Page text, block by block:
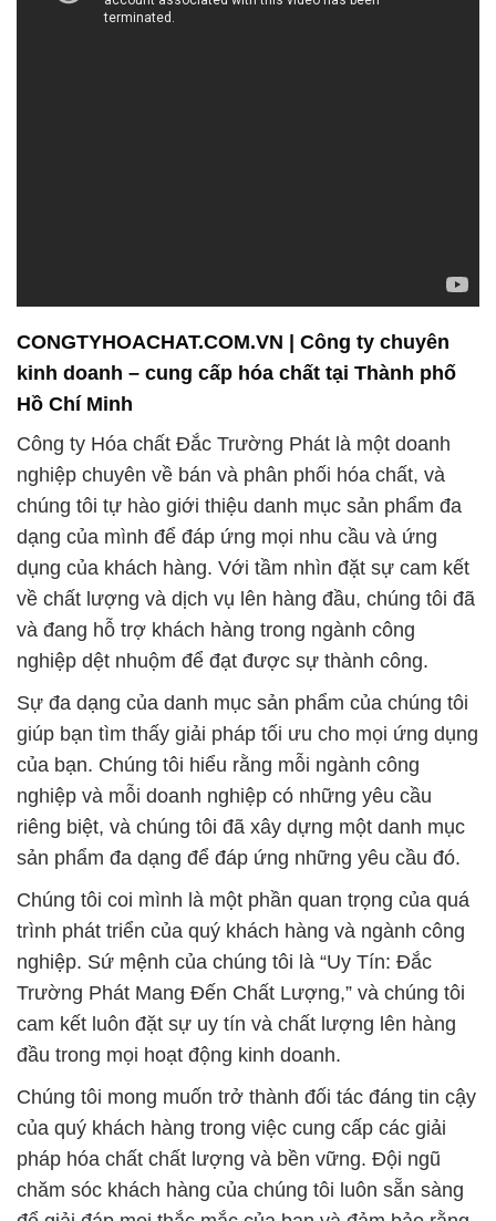
dụng của khách hàng. Với tầm nhìn đặt sự cam kết
riêng biệt, và chúng tôi đã xây dựng một danh mục
Chúng tôi coi mình là một phần quan trọng của quá
trình phát triển của quý khách hàng và ngành công
Trường Phát Mang Đến Chất Lượng,” và chúng tôi
cam kết luôn đặt sự uy tín và chất lượng lên hàng
đầu trong mọi hoạt động kinh doanh.
Chúng tôi mong muốn trở thành đối tác đáng tin cậy
của quý khách hàng trong việc cung cấp các giải
pháp hóa chất chất lượng và bền vững. Đội ngũ
chăm sóc khách hàng của chúng tôi luôn sẵn sàng
để giải đáp mọi thắc mắc của bạn và đảm bảo rằng
bạn có trải nghiệm mua sắm tốt nhất.
Chúng tôi cũng tự hào là đối tác chiến lược tin cậy
trong lĩnh vực hóa chất và cam kết mang lại giải
pháp toàn diện cho các ngành công nghiệp khác
nhau. Nếu bạn đang hoạt động trong ngành sản
xuất gốm sứ và đồ gốm, chúng tôi sẽ giúp bạn tìm
hiểu về các sản phẩm hóa chất phù hợp nhất cho
nhu cầu của bạn.
Chúng tôi rất mong được hợp tác và phục vụ bạn
trong tương lai.
# Đơn vị phân phối ♥ cung ứng hóa chất hóa chất
Bột STPP – Natri Tripolyphosphate tại Bình Dương
# Địa chỉ cung ứng \ bán hóa chất hóa chất Bột
STPP – Natri Tripolyphosphate tại Bình Dương
# Công ty cung cấp » bán hóa chất hóa chất Bột
STPP – Natri Tripolyphosphate tại Bình Dương